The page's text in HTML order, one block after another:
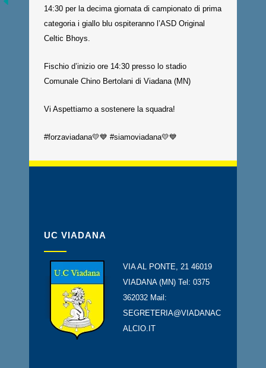
14:30 per la decima giornata di campionato di prima
categoria i giallo blu ospiteranno l’ASD Original
Celtic Bhoys.
Fischio d’inizio ore 14:30 presso lo stadio
Comunale Chino Bertolani di Viadana (MN)
Vi Aspettiamo a sostenere la squadra!
#forzaviadana💛💙 #siamoviadana💛💙
UC VIADANA
VIA AL PONTE, 21 46019
VIADANA (MN) Tel: 0375
362032 Mail:
SEGRETERIA@VIADANAC
ALCIO.IT